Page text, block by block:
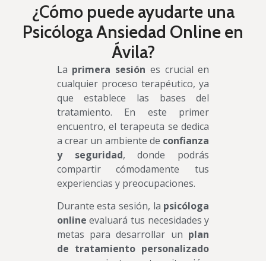
¿Cómo puede ayudarte una
Psicóloga Ansiedad Online en
Ávila?
La primera sesión es crucial en
cualquier proceso terapéutico, ya
que establece las bases del
tratamiento. En este primer
encuentro, el terapeuta se dedica
a crear un ambiente de confianza
y seguridad, donde podrás
compartir cómodamente tus
experiencias y preocupaciones.
Durante esta sesión, la psicóloga
online evaluará tus necesidades y
metas para desarrollar un plan
de tratamiento personalizado